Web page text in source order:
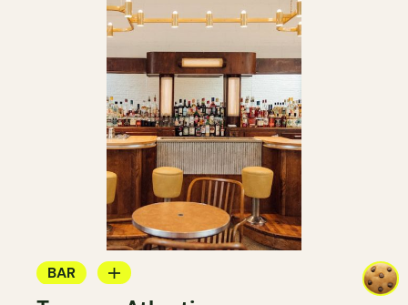
BAR